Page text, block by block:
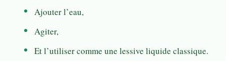
Ajouter l’eau,
Agiter,
Et l’utiliser comme une lessive liquide classique.